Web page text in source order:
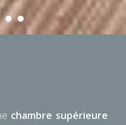
chambre supérieure